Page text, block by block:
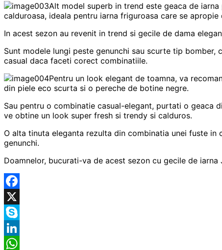
Alt model superb in trend este geaca de
calduroasa, ideala pentru iarna friguroasa care se apropie
In acest sezon au revenit in trend si gecile de dama
Sunt modele lungi peste genunchi sau scurte tip
casual daca faceti corect combinatiile.
Pentru un look elegant de toamna, va
din piele eco scurta si o pereche de botine negre.
Sau pentru o combinatie casual-elegant, purtati o geaca
ve obtine un look super fresh si trendy si calduros.
O alta tinuta eleganta rezulta din combinatia unei fuste
genunchi.
Doamnelor, bucurati-va de acest sezon cu gecile de iarna
Facebook
X
Skype
LinkedIn